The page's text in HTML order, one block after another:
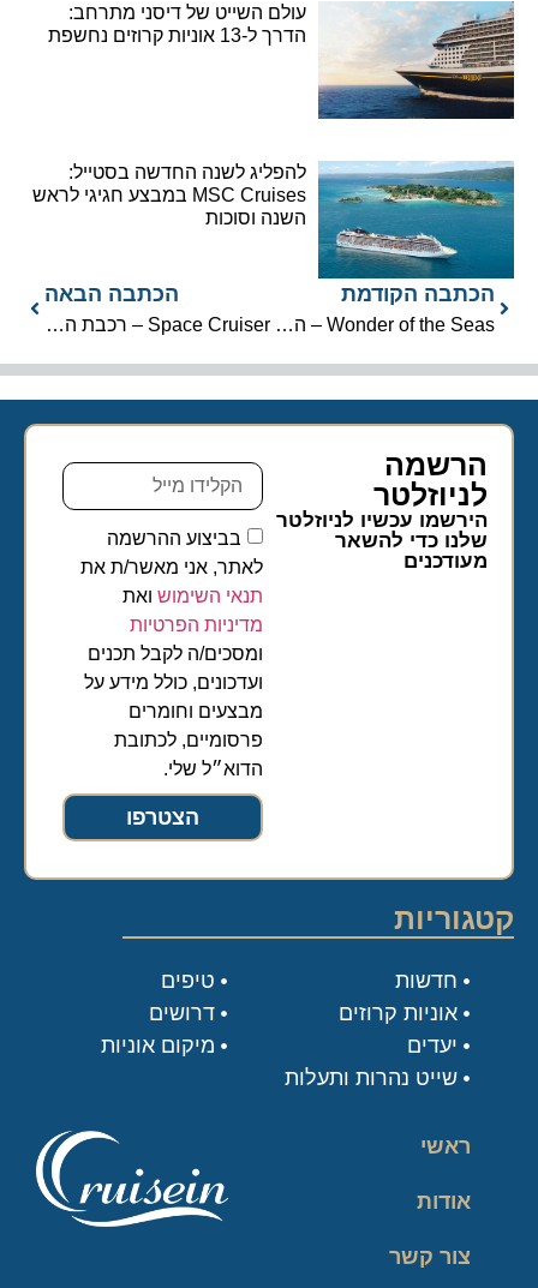
עולם השייט של דיסני מתרחב:
הדרך ל-13 אוניות קרוזים נחשפת
להפליג לשנה החדשה בסטייל:
MSC Cruises במבצע חגיגי לראש
השנה וסוכות
הכתבה הקודמת
Wonder of the Seas – האונייה החמישית מסדרת אואזיס
הכתבה הבאה
Space Cruiser – רכבת ההרים הארוכה בים, בדרים גלובל
הרשמה
לניוזלטר​
הירשמו עכשיו לניוזלטר
שלנו כדי להשאר
מעודכנים
בביצוע ההרשמה
לאתר, אני מאשר/ת את
תנאי השימושואת
מדיניות הפרטיות
ומסכים/ה לקבל תכנים
ועדכונים, כולל מידע על
מבצעים וחומרים
פרסומיים, לכתובת
הדוא״ל שלי.
הצטרפו
ראשי
אודות
צור קשר
קטגוריות
טיפים
דרושים
מיקום אוניות
חדשות
אוניות קרוזים
יעדים
שייט נהרות ותעלות